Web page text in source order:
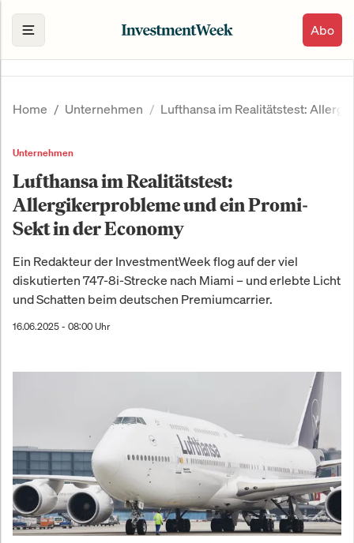
Abo
Home Unternehmen Lufthansa im Realitätstest:
Unternehmen
Lufthansa im Realitätstest:
Allergikerprobleme und ein Promi-
Sekt in der Economy
Ein Redakteur der InvestmentWeek flog auf der viel
diskutierten 747-8i-Strecke nach Miami – und erlebte Licht
und Schatten beim deutschen Premiumcarrier.
16.06.2025 - 08:00 Uhr